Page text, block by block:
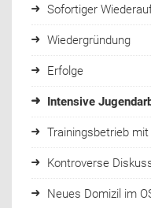
Sofortiger
Wiedergründung
Erfolge
Intensive
Trainingsbetrieb
Kontroverse
Neues Domizil im